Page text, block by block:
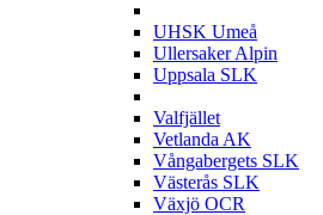
UHSK Umeå
Ullersaker Alpin
Uppsala SLK
Valfjället
Vetlanda AK
Vångabergets SLK
Västerås SLK
Växjö OCR